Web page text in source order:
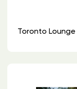
Toronto